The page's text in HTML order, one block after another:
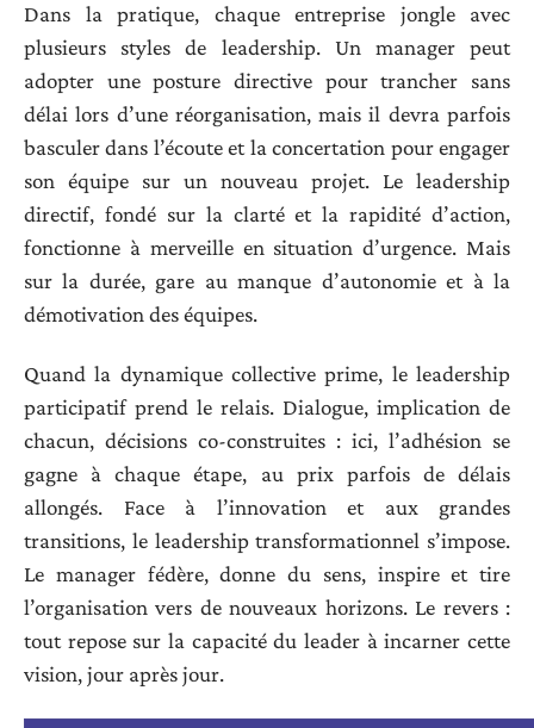
Dans la pratique, chaque entreprise jongle avec
plusieurs styles de leadership. Un manager peut
adopter une posture directive pour trancher sans
délai lors d’une réorganisation, mais il devra parfois
basculer dans l’écoute et la concertation pour engager
son équipe sur un nouveau projet. Le leadership
directif, fondé sur la clarté et la rapidité d’action,
fonctionne à merveille en situation d’urgence. Mais
sur la durée, gare au manque d’autonomie et à la
démotivation des équipes.
Quand la dynamique collective prime, le leadership
participatif prend le relais. Dialogue, implication de
chacun, décisions co-construites : ici, l’adhésion se
gagne à chaque étape, au prix parfois de délais
allongés. Face à l’innovation et aux grandes
transitions, le leadership transformationnel s’impose.
Le manager fédère, donne du sens, inspire et tire
l’organisation vers de nouveaux horizons. Le revers :
tout repose sur la capacité du leader à incarner cette
vision, jour après jour.